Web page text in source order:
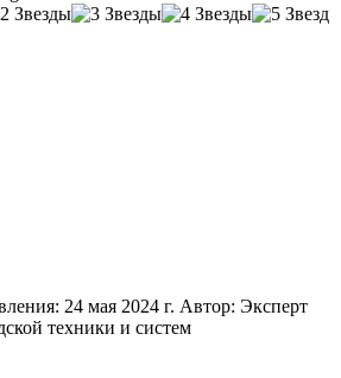
24 мая 2024 г. Автор: Эксперт
техники и систем